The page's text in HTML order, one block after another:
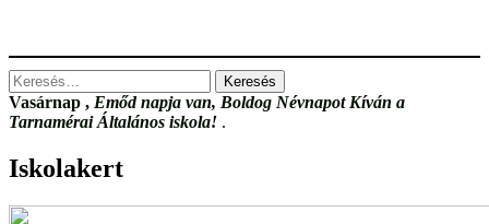
Keresés:
Vasárnap , Emőd napja van, Boldog Névnapot Kíván a
Tarnamérai Általános iskola! .
Iskolakert